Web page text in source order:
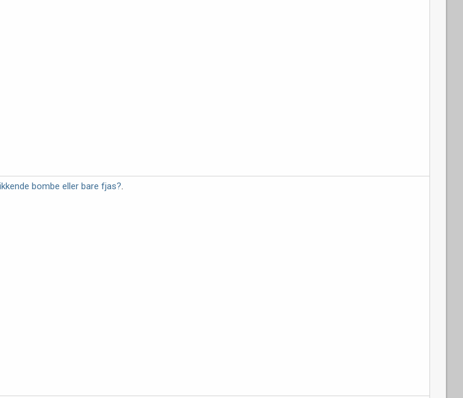
bombe eller bare fjas?.